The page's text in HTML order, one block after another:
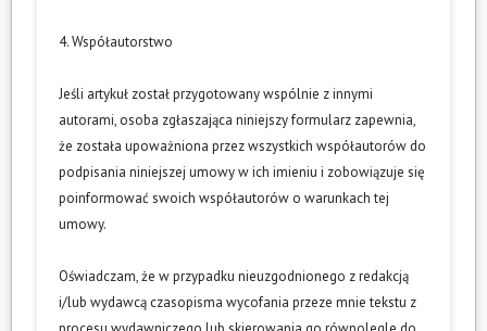
4. Współautorstwo
Jeśli artykuł został przygotowany wspólnie z innymi
autorami, osoba zgłaszająca niniejszy formularz zapewnia,
że została upoważniona przez wszystkich współautorów do
podpisania niniejszej umowy w ich imieniu i zobowiązuje się
poinformować swoich współautorów o warunkach tej
umowy.
Oświadczam, że w przypadku nieuzgodnionego z redakcją
i/lub wydawcą czasopisma wycofania przeze mnie tekstu z